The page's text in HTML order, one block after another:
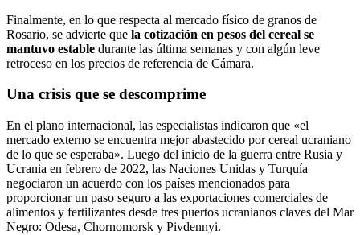
Finalmente, en lo que respecta al mercado físico de granos de
Rosario, se advierte que la cotización en pesos del cereal se
mantuvo estable durante las última semanas y con algún leve
retroceso en los precios de referencia de Cámara.
Una crisis que se descomprime
En el plano internacional, las especialistas indicaron que «el
mercado externo se encuentra mejor abastecido por cereal ucraniano
de lo que se esperaba». Luego del inicio de la guerra entre Rusia y
Ucrania en febrero de 2022, las Naciones Unidas y Turquía
negociaron un acuerdo con los países mencionados para
proporcionar un paso seguro a las exportaciones comerciales de
alimentos y fertilizantes desde tres puertos ucranianos claves del Mar
Negro: Odesa, Chornomorsk y Pivdennyi.